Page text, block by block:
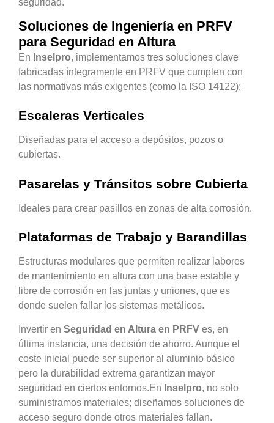
Soluciones de Ingeniería en PRFV
para Seguridad en Altura
En Inselpro, implementamos tres soluciones clave
fabricadas íntegramente en PRFV que cumplen con
las normativas más exigentes (como la ISO 14122):
Escaleras Verticales
Diseñadas para el acceso a depósitos, pozos o
cubiertas.
Pasarelas y Tránsitos sobre Cubierta
Ideales para crear pasillos en zonas de alta corrosión.
Plataformas de Trabajo y Barandillas
Estructuras modulares que permiten realizar labores
de mantenimiento en altura con una base estable y
libre de corrosión en las juntas y uniones, que es
donde suelen fallar los sistemas metálicos.
Invertir en Seguridad en Altura en PRFV es, en
última instancia, una decisión de ahorro. Aunque el
coste inicial puede ser superior al aluminio básico
pero la durabilidad extrema garantizan mayor
seguridad en ciertos entornos.En Inselpro, no solo
suministramos materiales; diseñamos soluciones de
acceso seguro donde otros materiales fallan.